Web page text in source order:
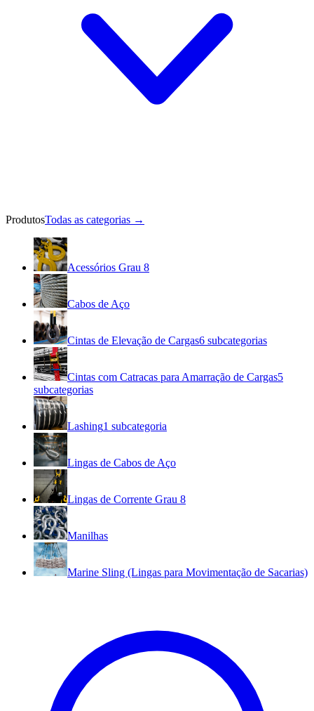
ProdutosTodas as categorias →
Acessórios Grau 8
Cabos de Aço
Cintas de Elevação de Cargas6 subcategorias
Cintas com Catracas para Amarração de Cargas5
subcategorias
Lashing1 subcategoria
Lingas de Cabos de Aço
Lingas de Corrente Grau 8
Manilhas
Marine Sling (Lingas para Movimentação de Sacarias)